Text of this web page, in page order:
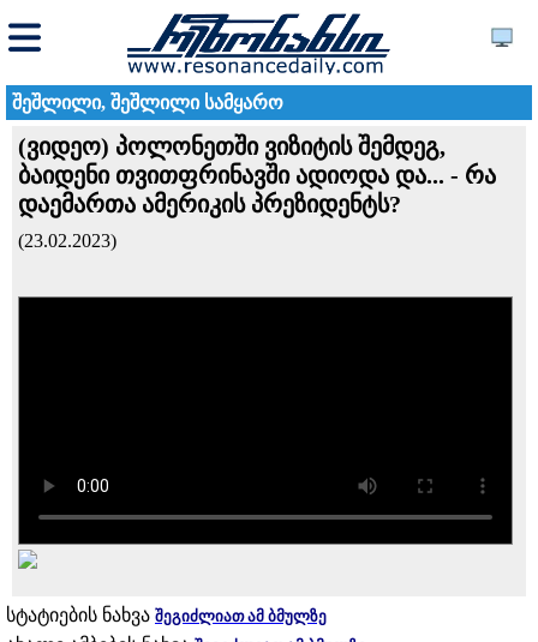
შეშლილი, შეშლილი სამყარო
(ვიდეო) პოლონეთში ვიზიტის შემდეგ,
ბაიდენი თვითფრინავში ადიოდა და... - რა
დაემართა ამერიკის პრეზიდენტს?
(23.02.2023)
სტატიების ნახვა შეგიძლიათ ამ ბმულზე